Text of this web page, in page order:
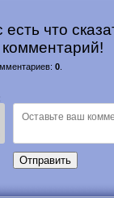
есть что
: 0
Отправить